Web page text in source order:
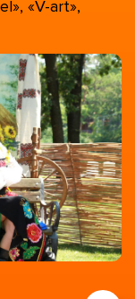
«V-art»,